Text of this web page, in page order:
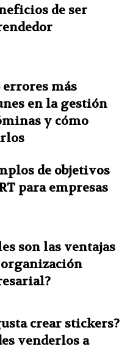
de ser
errores más
en la gestión
y cómo
de objetivos
para empresas
son las ventajas
organización
crear stickers?
venderlos a